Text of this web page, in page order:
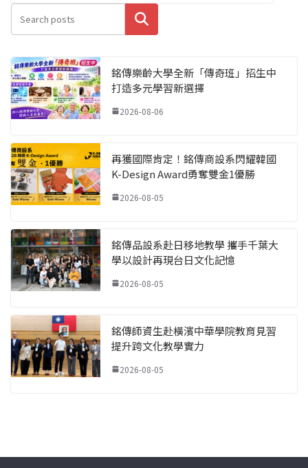
搜尋
銘傳樂齡大學全新「傳奇班」招生中
打造多元學習新選擇
2026-08-06
再獲國際肯定！銘傳商設系閃耀韓國
K-Design Award勇奪雙金1優勝
2026-08-05
銘傳品設系赴日移地教學 攜手千葉大
學以設計再現台日文化記憶
2026-08-05
銘傳師資生赴橫濱中華學院教育見習
提升跨文化教學實力
2026-08-05